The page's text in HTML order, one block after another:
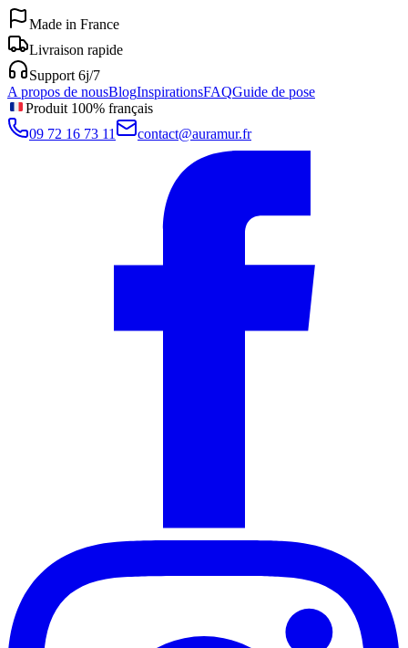
Made in France
Livraison rapide
Support 6j/7
A propos de nousBlogInspirationsFAQGuide de pose
Produit 100% français
09 72 16 73 11
contact@auramur.fr